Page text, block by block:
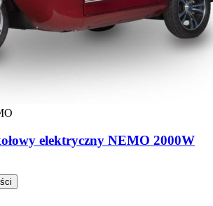
elektryczny NEMO 2000W